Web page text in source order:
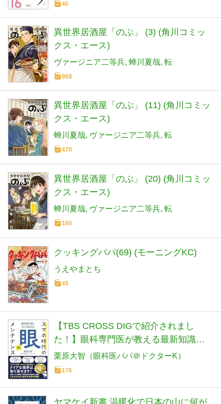
40
異世界居酒屋「のぶ」 (3) (角川コミッ
クス・エース)
ヴァージニア二等兵 蝉川夏哉 転
968
異世界居酒屋「のぶ」 (11) (角川コミッ
クス・エース)
蝉川夏哉 ヴァージニア二等兵 転
470
異世界居酒屋「のぶ」 (20) (角川コミッ
クス・エース)
蝉川夏哉 ヴァージニア二等兵 転
180
クッキングパパ(69) (モーニングKC)
うえやまとち
45
【TBS CROSS DIGで紹介されまし
た！】眼科専門医が教える最新知識
スマホ時代の「眼」メンテナンス
栗原大智（眼科医パパ＠ドクターK）
176
ヤマケイ新書 温暖化で日本の山に何が